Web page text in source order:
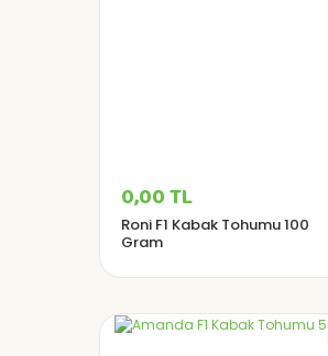
0,00 TL
Roni F1 Kabak Tohumu 100
Gram